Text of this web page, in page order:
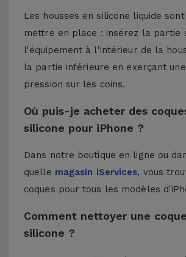
Les housses en silicone liquide
mettre en place : insérez la partie
l'équipement à l'intérieur de la
la partie inférieure en exerçant
pression sur les coins.
Où puis-je acheter des
silicone pour iPhone ?
Dans notre boutique en ligne ou
quelle magasin iServices, vous
coques pour tous les modèles
Comment nettoyer une
silicone ?